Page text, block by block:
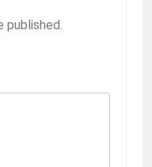
published.